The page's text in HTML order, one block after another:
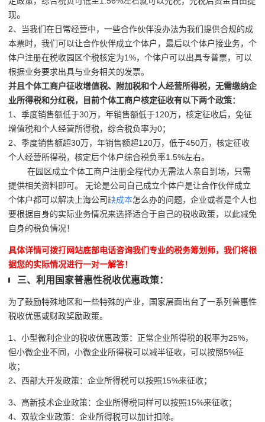
现。
2、当我们在日常经营中，一些合作伙伴没办法为我们提供合规的成
本票时，我们可以让合作伙伴成立个体户，最后以个体户接业务，个
体户注册在税收园区个税核定为1%，个体户可以出具专普票，可以
根据业务要求出具与业务相关的发票。
并且个体工商户征收增值税、附加税和个人经营所得税，无需缴纳企
业所得税和分红税，目前个体工商户核定征收有以下两个政策：
1、季度销售额低于30万，年销售额低于120万，核定征收后，免征
增值税和个人经营所得税，综合税负率为0；
2、季度销售额超30万，年销售额超120万，低于450万，核定征收
个人经营所得税，核定后个体户综合税负率1.5%左右。
在园区成立个体工商户注册全程代办无需法人亲自到场，只需
提供相关资料即可。
无论是公司自己成立个体户是让合作伙伴成立
个体户都可以解决上海公司缺成本怎么办的问题，企业或者是个人也
要根据自身的实际业务情况来选择适合于自己的税收政策，以此减免
自身的税负情况！
具体详情可拨打网站底部电话咨询我们专业的税务筹划师，我们将根
据您的实际情况进行一对一解答！
三、利用国家普惠性税收优惠政策：
为了鼓励特殊地区和一些特殊的产业，国家层面出台了一系列普惠性
税收优惠或财政奖励政策。
1、小型微利企业的税收优惠政策：正常企业所得税的税率为25%，
但小微企业不同，小微企业所得税可以减半征收，可以按照5%征
收；
2、西部大开发政策：企业所得税可以按照15%来征收；
3、高新技术企业政策：企业所得税同样可以按照15%来征收；
4、双软企业政策：企业所得税可以加计扣除。